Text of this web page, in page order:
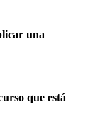
una
que está